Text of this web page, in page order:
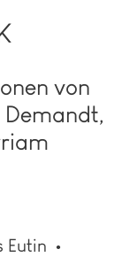
von
Eutin